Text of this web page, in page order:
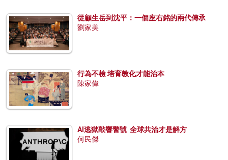
從顧生岳到沈平：一個座右銘的兩代傳承
劉家美
行為不檢 培育教化才能治本
陳家偉
AI逃獄敲響警號 全球共治才是解方
何民傑